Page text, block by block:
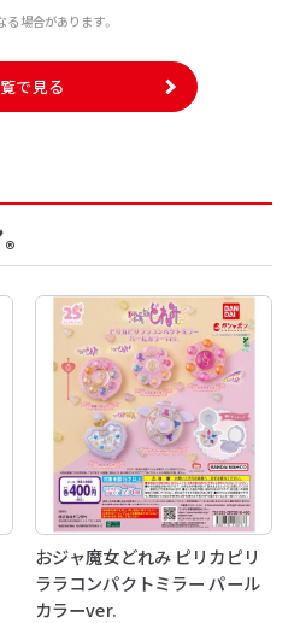
場合があります。
で見る
®
おジャ魔女どれみ ピリカピリ
ララコンパクトミラー パール
カラーver.